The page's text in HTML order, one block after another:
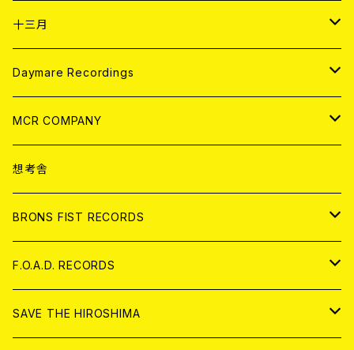
ANALOG
アパレル
CD
ANALOG
十三月
CD
ANALOG
Daymare Recordings
CD
ANALOG
MCR COMPANY
CD
アパレル
ANALOG
想考舎
BRONS FIST RECORDS
CD
ANALOG
F.O.A.D. RECORDS
CD
SAVE THE HIROSHIMA